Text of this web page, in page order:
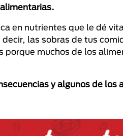
en nutrientes que le dé
las sobras de tus
muchos de los
y algunos de